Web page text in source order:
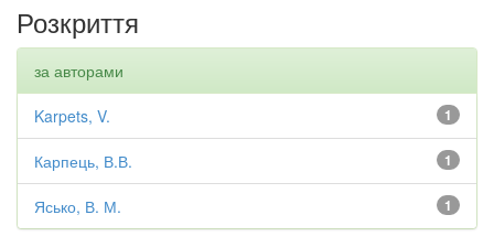
Розкриття
за авторами
1
Karpets, V.
1
Карпець, В.В.
1
Ясько, В. М.